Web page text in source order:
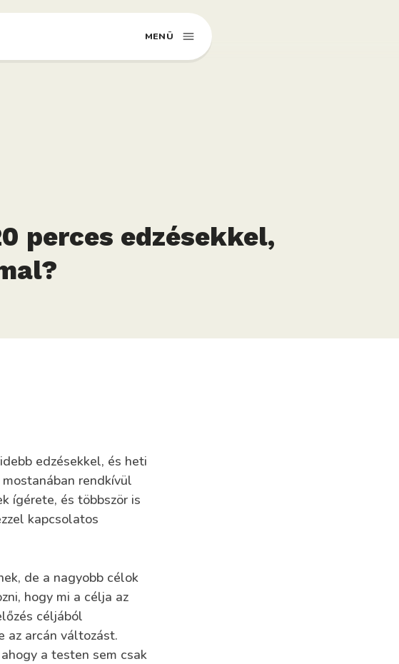
MENÜ
perces edzésekkel,
edzésekkel, és heti
rendkívül
ígérete, és többször is
kapcsolatos
de a nagyobb célok
hogy mi a célja az
céljából
az arcán változást.
a testen sem csak